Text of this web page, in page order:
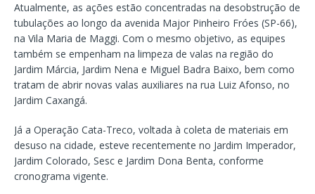
Atualmente, as ações estão concentradas na desobstrução de
tubulações ao longo da avenida Major Pinheiro Fróes (SP-66),
na Vila Maria de Maggi. Com o mesmo objetivo, as equipes
também se empenham na limpeza de valas na região do
Jardim Márcia, Jardim Nena e Miguel Badra Baixo, bem como
tratam de abrir novas valas auxiliares na rua Luiz Afonso, no
Jardim Caxangá.
Já a Operação Cata-Treco, voltada à coleta de materiais em
desuso na cidade, esteve recentemente no Jardim Imperador,
Jardim Colorado, Sesc e Jardim Dona Benta, conforme
cronograma vigente.